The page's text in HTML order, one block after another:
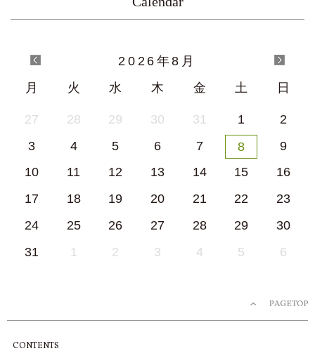
2026 年8月
月
火 水 木 金 土 日
27 28 29 30 31 1
2
3
4 5 6 7 8
9
10
11 12 13 14 15
16
17
18 19 20 21 22
23
24
25 26 27 28 29
30
31
1 2 3 4 5 6
CONTENTS